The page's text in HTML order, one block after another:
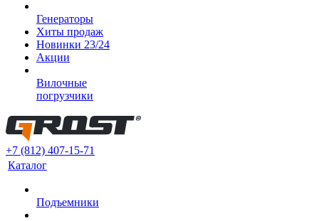
Генераторы
Хиты продаж
Новинки 23/24
Акции
Вилочные
погрузчики
+7 (812) 407-15-71
Каталог
Подъемники